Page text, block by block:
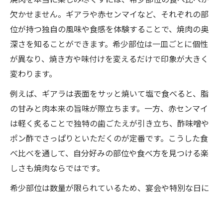
欠かせません。ギアラや赤センマイなど、それぞれの部
位が持つ独自の風味や食感を体験することで、焼肉の奥
深さを知ることができます。希少部位は一皿ごとに個性
が異なり、焼き方や味付けを変えるだけで印象が大きく
変わります。
例えば、ギアラは表面をサッと焼いて塩で食べると、脂
の甘みと肉本来の旨味が際立ちます。一方、赤センマイ
は軽く炙ることで独特の歯ごたえが引き立ち、酢味噌や
ポン酢でさっぱりといただくのが定番です。こうした食
べ比べを通して、自分好みの部位や食べ方を見つける楽
しさも焼肉ならではです。
希少部位は数量が限られているため、宴会や特別な日に